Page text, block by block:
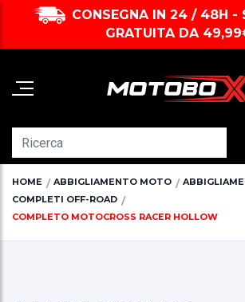
CONSEGNA IN 24 / 48H -
GRATUITA DA
HOME ABBIGLIAMENTO MOTO
COMPLETI OFF-ROAD
COMPLETO MOTOCROSS RACER HOLLOW